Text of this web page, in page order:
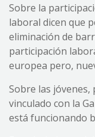
Sobre la
laboral dicen que
eliminación de
participación
europea pero,
Sobre las
vinculado con la
está funcionando